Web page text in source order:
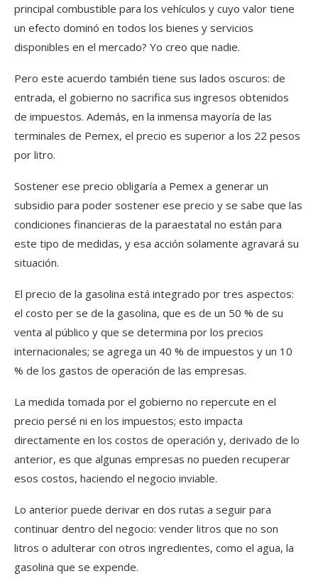
principal combustible para los vehículos y cuyo valor tiene
un efecto dominó en todos los bienes y servicios
disponibles en el mercado? Yo creo que nadie.
Pero este acuerdo también tiene sus lados oscuros: de
entrada, el gobierno no sacrifica sus ingresos obtenidos
de impuestos. Además, en la inmensa mayoría de las
terminales de Pemex, el precio es superior a los 22 pesos
por litro.
Sostener ese precio obligaría a Pemex a generar un
subsidio para poder sostener ese precio y se sabe que las
condiciones financieras de la paraestatal no están para
este tipo de medidas, y esa acción solamente agravará su
situación.
El precio de la gasolina está integrado por tres aspectos:
el costo per se de la gasolina, que es de un 50 % de su
venta al público y que se determina por los precios
internacionales; se agrega un 40 % de impuestos y un 10
% de los gastos de operación de las empresas.
La medida tomada por el gobierno no repercute en el
precio persé ni en los impuestos; esto impacta
directamente en los costos de operación y, derivado de lo
anterior, es que algunas empresas no pueden recuperar
esos costos, haciendo el negocio inviable.
Lo anterior puede derivar en dos rutas a seguir para
continuar dentro del negocio: vender litros que no son
litros o adulterar con otros ingredientes, como el agua, la
gasolina que se expende.